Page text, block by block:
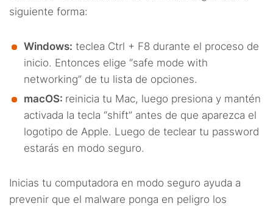
siguiente forma:
Windows: teclea Ctrl + F8 durante el proceso de
inicio. Entonces elige “safe mode with
networking” de tu lista de opciones.
macOS: reinicia tu Mac, luego presiona y mantén
activada la tecla “shift” antes de que aparezca el
logotipo de Apple. Luego de teclear tu password
estarás en modo seguro.
Inicias tu computadora en modo seguro ayuda a
prevenir que el malware ponga en peligro los